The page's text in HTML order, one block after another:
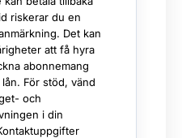
riskerar du en
Det kan
att få hyra
abonnemang
För stöd, vänd
och
i din